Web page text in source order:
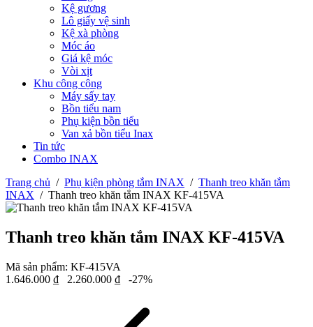
Kệ gương
Lô giấy vệ sinh
Kệ xà phòng
Móc áo
Giá kệ móc
Vòi xịt
Khu công cộng
Máy sấy tay
Bồn tiểu nam
Phụ kiện bồn tiểu
Van xả bồn tiểu Inax
Tin tức
Combo INAX
Trang chủ / Phụ kiện phòng tắm INAX / Thanh treo khăn tắm
INAX / Thanh treo khăn tắm INAX KF-415VA
Thanh treo khăn tắm INAX KF-415VA
Mã sản phẩm: KF-415VA
1.646.000 ₫ 2.260.000 ₫ -27%